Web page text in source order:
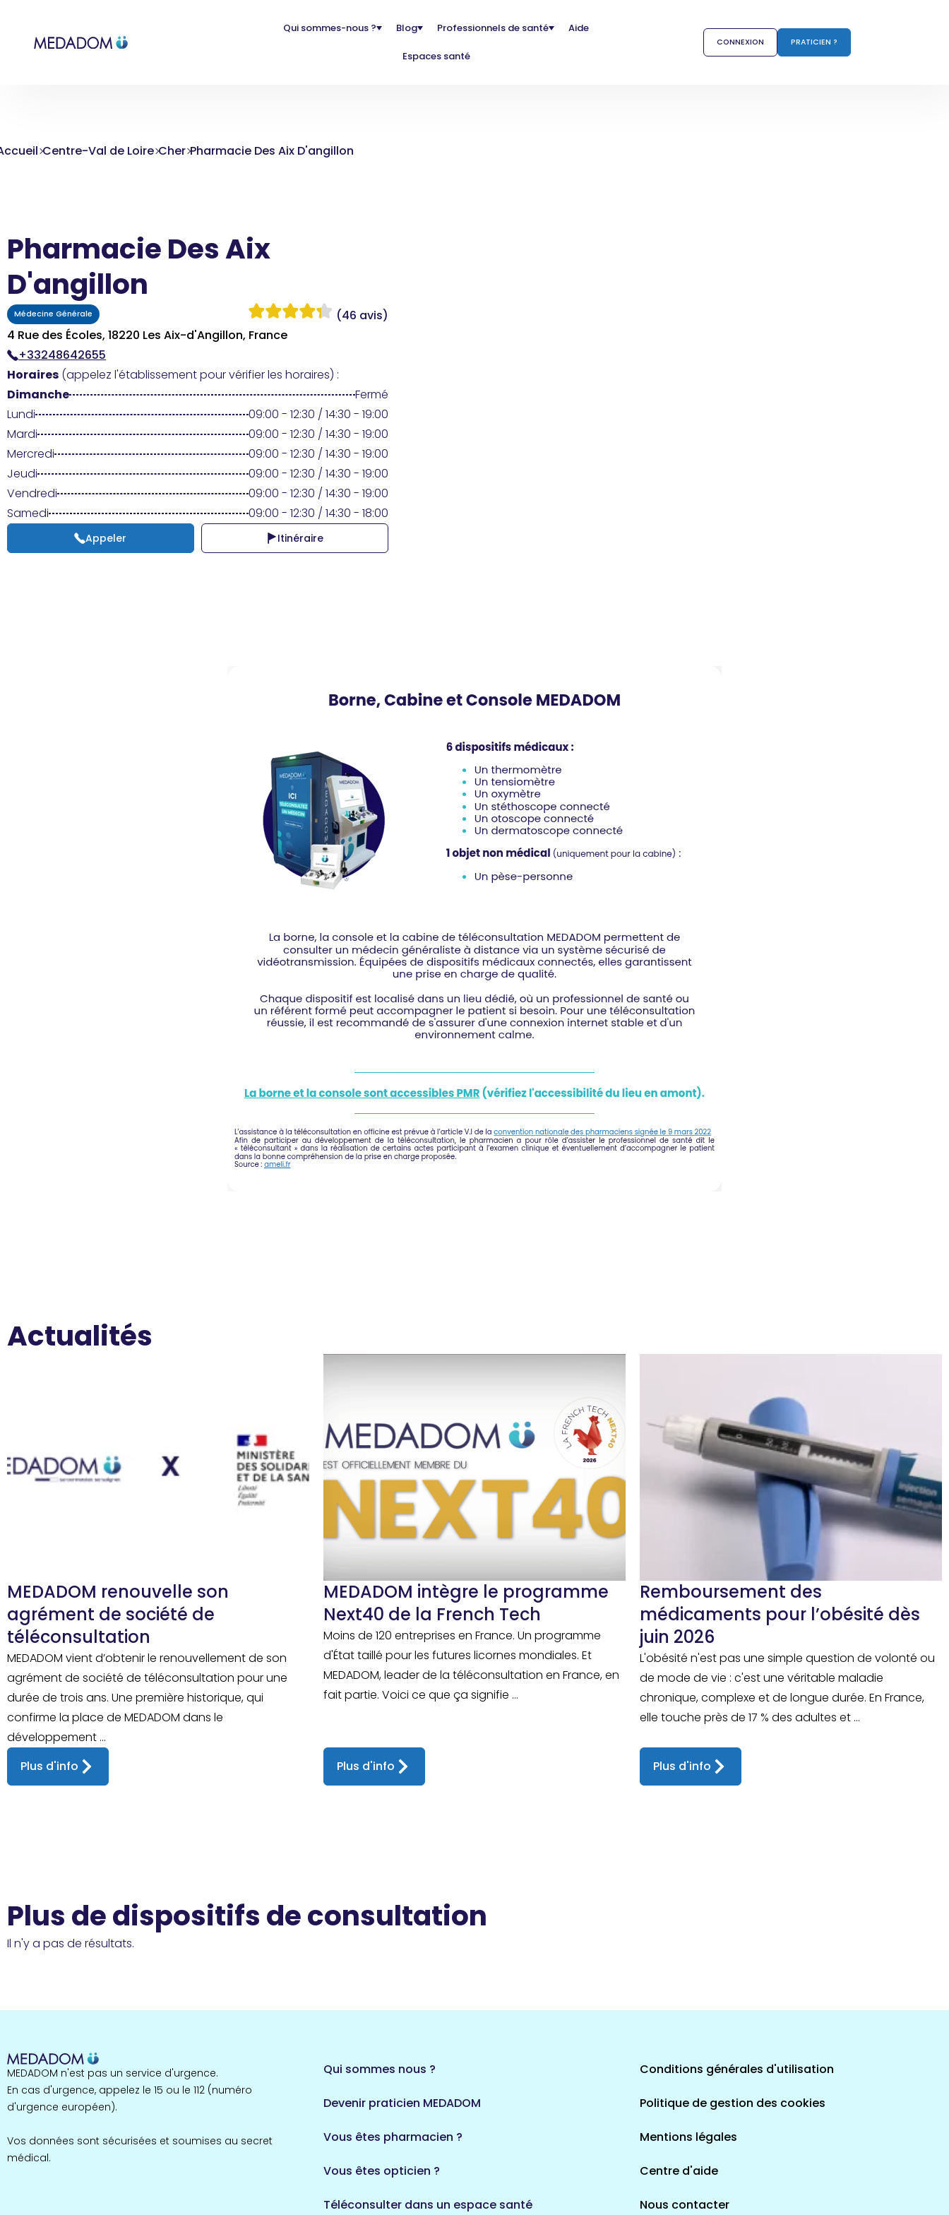
Qui sommes-nous ? Blog Professionnels de santé Aide
Espaces santé
CONNEXION PRATICIEN ?
Centre-Val de Loire Cher Pharmacie Des Aix D'angillon
Pharmacie Des Aix
D'angillon
Médecine Générale
(46 avis)
4 Rue des Écoles, 18220 Les Aix-d'Angillon, France
+33248642655
Horaires (appelez l'établissement pour vérifier les horaires) :
Dimanche
Fermé
Lundi
09:00 - 12:30 / 14:30 - 19:00
Mardi
09:00 - 12:30 / 14:30 - 19:00
Mercredi
09:00 - 12:30 / 14:30 - 19:00
Jeudi
09:00 - 12:30 / 14:30 - 19:00
Vendredi
09:00 - 12:30 / 14:30 - 19:00
Samedi
09:00 - 12:30 / 14:30 - 18:00
Appeler Itinéraire
Actualités
MEDADOM renouvelle son
agrément de société de
téléconsultation
MEDADOM vient d’obtenir le renouvellement de son
agrément de société de téléconsultation pour une
durée de trois ans. Une première historique, qui
confirme la place de MEDADOM dans le
développement ...
Plus d'info
MEDADOM intègre le programme
Next40 de la French Tech
Moins de 120 entreprises en France. Un programme
d'État taillé pour les futures licornes mondiales. Et
MEDADOM, leader de la téléconsultation en France, en
fait partie. Voici ce que ça signifie ...
Plus d'info
Remboursement des
médicaments pour l’obésité dès
juin 2026
L'obésité n'est pas une simple question de volonté ou
de mode de vie : c'est une véritable maladie
chronique, complexe et de longue durée. En France,
elle touche près de 17 % des adultes et ...
Plus d'info
Plus de dispositifs de consultation
Il n'y a pas de résultats.
MEDADOM n'est pas un service d'urgence.
En cas d'urgence, appelez le 15 ou le 112 (numéro
d'urgence européen).
Vos données sont sécurisées et soumises au secret
médical.
Qui sommes nous ?
Devenir praticien MEDADOM
Vous êtes pharmacien ?
Vous êtes opticien ?
Téléconsulter dans un espace santé
Conditions générales d'utilisation
Politique de gestion des cookies
Mentions légales
Centre d'aide
Nous contacter